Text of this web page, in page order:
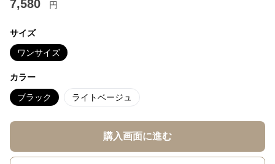
7,580 円
サイズ
ワンサイズ
カラー
ブラック ライトベージュ
購入画面に進む